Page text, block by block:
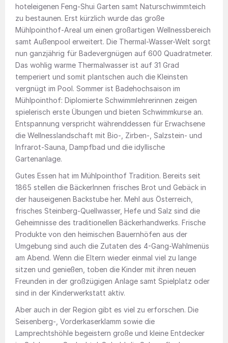
hoteleigenen Feng-Shui Garten samt Naturschwimmteich
zu bestaunen. Erst kürzlich wurde das große
Mühlpointhof-Areal um einen großartigen Wellnessbereich
samt Außenpool erweitert. Die Thermal-Wasser-Welt sorgt
nun ganzjährig für Badevergnügen auf 600 Quadratmeter.
Das wohlig warme Thermalwasser ist auf 31 Grad
temperiert und somit plantschen auch die Kleinsten
vergnügt im Pool. Sommer ist Badehochsaison im
Mühlpointhof: Diplomierte Schwimmlehrerinnen zeigen
spielerisch erste Übungen und bieten Schwimmkurse an.
Entspannung verspricht währenddessen für Erwachsene
die Wellnesslandschaft mit Bio-, Zirben-, Salzstein- und
Infrarot-Sauna, Dampfbad und die idyllische
Gartenanlage.
Gutes Essen hat im Mühlpointhof Tradition. Bereits seit
1865 stellen die BäckerInnen frisches Brot und Gebäck in
der hauseigenen Backstube her. Mehl aus Österreich,
frisches Steinberg-Quellwasser, Hefe und Salz sind die
Geheimnisse des traditionellen Bäckerhandwerks. Frische
Produkte von den heimischen Bauernhöfen aus der
Umgebung sind auch die Zutaten des 4-Gang-Wahlmenüs
am Abend. Wenn die Eltern wieder einmal viel zu lange
sitzen und genießen, toben die Kinder mit ihren neuen
Freunden in der großzügigen Anlage samt Spielplatz oder
sind in der Kinderwerkstatt aktiv.
Aber auch in der Region gibt es viel zu erforschen. Die
Seisenberg-, Vorderkaserklamm sowie die
Lamprechtshöhle begeistern große und kleine Entdecker